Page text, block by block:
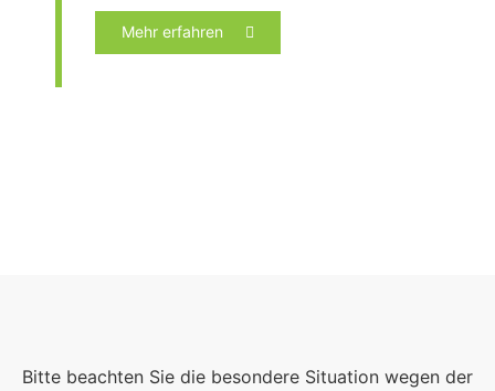
Mehr erfahren
Bitte beachten Sie die besondere Situation wegen der